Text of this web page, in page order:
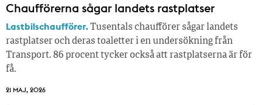
Chaufförerna sågar landets rastplatser
Lastbilschaufförer.Tusentals chaufförer sågar landets
rastplatser och deras toaletter i en undersökning från
Transport. 86 procent tycker också att rastplatserna är för
få.
21 MAJ, 2026